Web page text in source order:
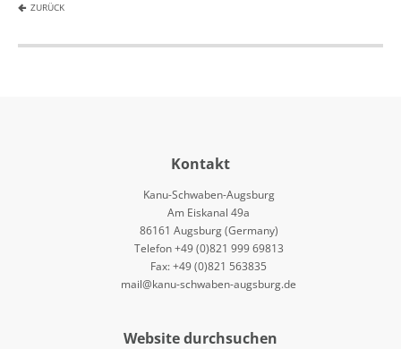
ZURÜCK
Kontakt
Kanu-Schwaben-Augsburg
Am Eiskanal 49a
86161 Augsburg (Germany)
Telefon +49 (0)821 999 69813
Fax: +49 (0)821 563835
mail@kanu-schwaben-augsburg.de
Website durchsuchen